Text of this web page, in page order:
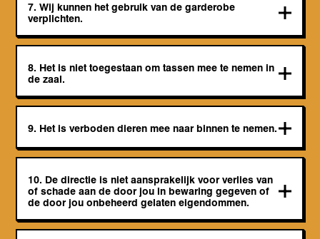
7. Wij kunnen het gebruik van de garderobe
verplichten.
8. Het is niet toegestaan om tassen mee te nemen in
de zaal.
9. Het is verboden dieren mee naar binnen te nemen.
10. De directie is niet aansprakelijk voor verlies van
of schade aan de door jou in bewaring gegeven of
de door jou onbeheerd gelaten eigendommen.